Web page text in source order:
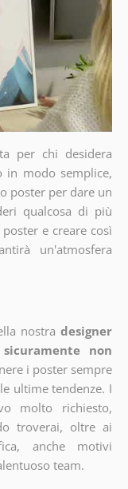
per chi desidera
in modo semplice,
poster per dare un
qualcosa di più
e creare così
un'atmosfera
nostra designer
non
i poster sempre
ultime tendenze. I
molto richiesto,
troverai, oltre ai
anche motivi
team.